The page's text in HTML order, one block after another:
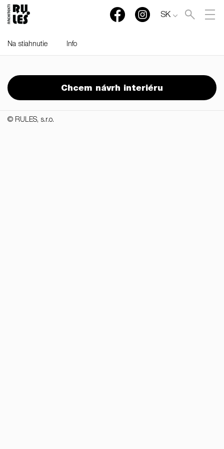
SK
Na stiahnutie Info
Chcem návrh interiéru
RULES, s.r.o., Klincová
37/B, 821 08 Bratislava,
Slovensko
© RULES, s.r.o.